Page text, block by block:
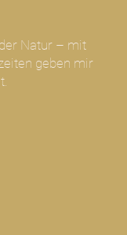
Natur – mit
geben mir